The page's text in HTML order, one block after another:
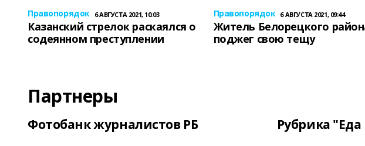
Правопорядок 6 АВГУСТА 2021, 10:03
Казанский стрелок раскаялся о
содеянном преступлении
Правопорядок 6 АВГУСТА 2021, 09:44
Житель Белорецкого
поджег свою тещу
Партнеры
Фотобанк журналистов РБ Рубрика